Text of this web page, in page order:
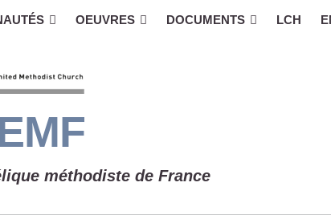
OEUVRES DOCUMENTS LCH
méthodiste de France